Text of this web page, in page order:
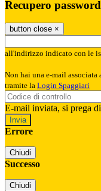
Recupero password
button close ×
all'indirizzo indicato con le
Non hai una e-mail
tramite la Login Spaggiari
E-mail inviata, si prega
Errore
Chiudi
Successo
Chiudi